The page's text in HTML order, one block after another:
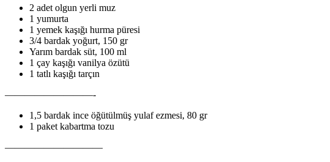
2 adet olgun yerli muz
1 yumurta
1 yemek kaşığı hurma püresi
3/4 bardak yoğurt, 150 gr
Yarım bardak süt, 100 ml
1 çay kaşığı vanilya özütü
1 tatlı kaşığı tarçın
—————————-
1,5 bardak ince öğütülmüş yulaf ezmesi, 80 gr
1 paket kabartma tozu
——————————